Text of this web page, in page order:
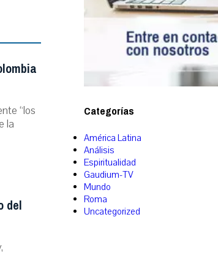
“los
la
del
Categorías
América Latina
Análisis
Espiritualidad
Gaudium-TV
Mundo
Roma
Uncategorized